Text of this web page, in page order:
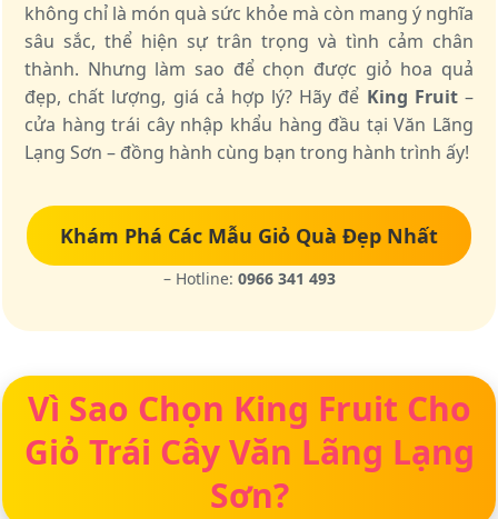
không chỉ là món quà sức khỏe mà còn mang ý nghĩa
sâu sắc, thể hiện sự trân trọng và tình cảm chân
thành. Nhưng làm sao để chọn được giỏ hoa quả
đẹp, chất lượng, giá cả hợp lý? Hãy để King Fruit–
cửa hàng trái cây nhập khẩu hàng đầu tại Văn Lãng
Lạng Sơn – đồng hành cùng bạn trong hành trình ấy!
Khám Phá Các Mẫu Giỏ Quà Đẹp Nhất
– Hotline: 0966 341 493
Vì Sao Chọn King Fruit Cho
Giỏ Trái Cây Văn Lãng Lạng
Sơn?